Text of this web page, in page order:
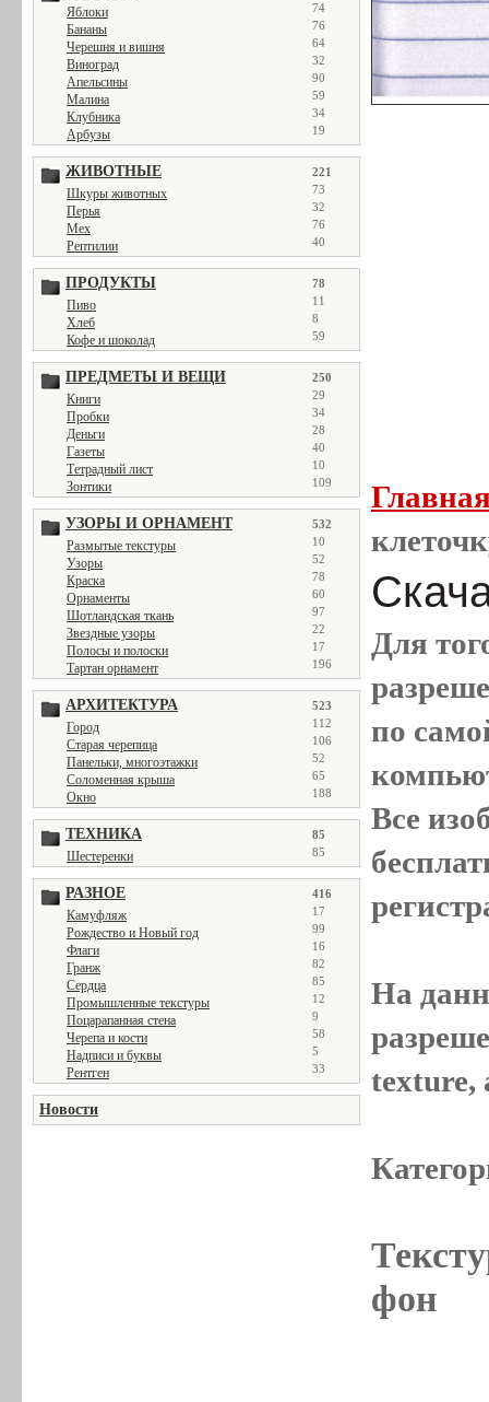
Яблоки 74
Бананы 76
Черешня и вишня 64
Виноград 32
Апельсины 90
Малина 59
Клубника 34
Арбузы 19
ЖИВОТНЫЕ 221
Шкуры животных 73
Перья 32
Мех 76
Рептилии 40
ПРОДУКТЫ 78
Пиво 11
Хлеб 8
Кофе и шоколад 59
ПРЕДМЕТЫ И ВЕЩИ 250
Книги 29
Пробки 34
Деньги 28
Газеты 40
Тетрадный лист 10
Зонтики 109
УЗОРЫ И ОРНАМЕНТ 532
Размытые текстуры 10
Узоры 52
Краска 78
Орнаменты 60
Шотландская ткань 97
Звездные узоры 22
Полосы и полоски 17
Тартан орнамент 196
АРХИТЕКТУРА 523
Город 112
Старая черепица 106
Панельки, многоэтажки 52
Соломенная крыша 65
Окно 188
ТЕХНИКА 85
Шестеренки 85
РАЗНОЕ 416
Камуфляж 17
Рождество и Новый год 99
Флаги 16
Гранж 82
Сердца 85
Промышленные текстуры 12
Поцарапанная стена 9
Черепа и кости 58
Надписи и буквы 5
Рентген 33
Новости
Для
по
Все
На
texture,
фон